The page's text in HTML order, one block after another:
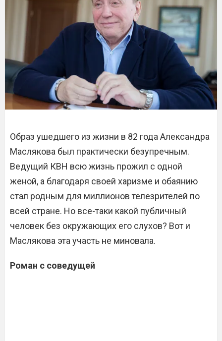
Образ ушедшего из жизни в 82 года Александра
Маслякова был практически безупречным.
Ведущий КВН всю жизнь прожил с одной
женой, а благодаря своей харизме и обаянию
стал родным для миллионов телезрителей по
всей стране. Но все-таки какой публичный
человек без окружающих его слухов? Вот и
Маслякова эта участь не миновала.
Роман с соведущей